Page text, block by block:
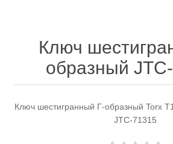
Садовая и силовая
Ключ
образный
Ключ шестигранный Г-образный Torx
JTC-71315